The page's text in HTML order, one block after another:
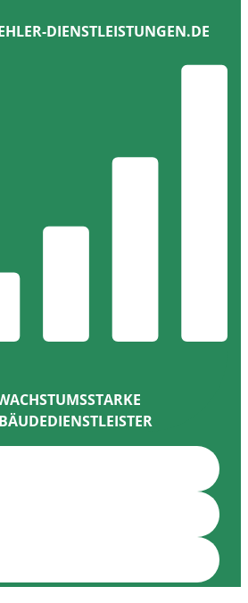
DIENSTLEISTUNGEN.DE